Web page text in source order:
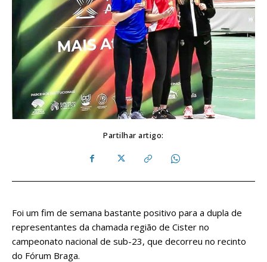
Partilhar artigo:
Foi um fim de semana bastante positivo para a dupla de
representantes da chamada região de Cister no
campeonato nacional de sub-23, que decorreu no recinto
do Fórum Braga.